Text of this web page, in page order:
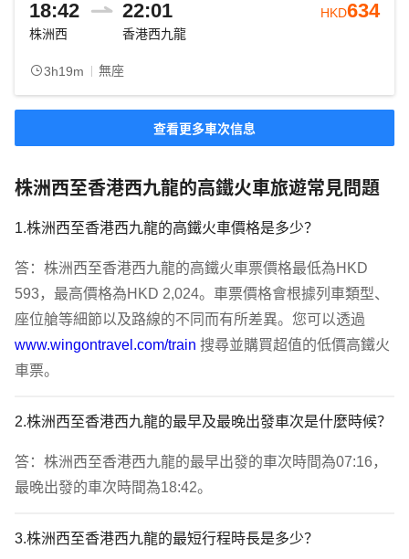
18:42 22:01
株洲西 香港西九龍
3h19m 無座
HKD634
查看更多車次信息
株洲西至香港西九龍的高鐵火車旅遊常見問題
1.株洲西至香港西九龍的高鐵火車價格是多少？
答：株洲西至香港西九龍的高鐵火車票價格最低為HKD
593，最高價格為HKD 2,024。車票價格會根據列車類型、
www.wingontravel.com/train 搜尋並購買超值的低價高鐵火
車票。
2.株洲西至香港西九龍的最早及最晚出發車次是什麼時候？
答：株洲西至香港西九龍的最早出發的車次時間為07:16，
最晚出發的車次時間為18:42。
3.株洲西至香港西九龍的最短行程時長是多少？